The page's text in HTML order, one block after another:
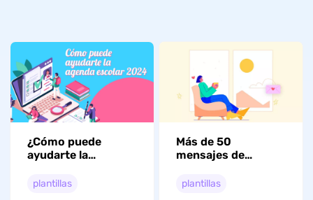
¿Cómo puede
ayudarte la
a mantenerte
plantillas
Más de 50
mensajes de
ella o tu pareja
plantillas